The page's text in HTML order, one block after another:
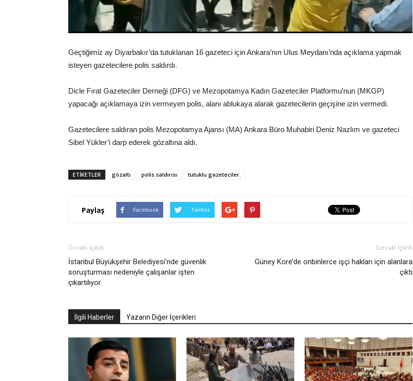
Geçtiğimiz ay Diyarbakır’da tutuklanan 16 gazeteci için Ankara’nın Ulus Meydanı’nda açıklama yapmak
isteyen gazetecilere polis saldırdı.
Dicle Fırat Gazeteciler Derneği (DFG) ve Mezopotamya Kadın Gazeteciler Platformu’nun (MKGP)
yapacağı açıklamaya izin vermeyen polis, alanı ablukaya alarak gazetecilerin geçişine izin vermedi.
Gazetecilere saldıran polis Mezopotamya Ajansı (MA) Ankara Büro Muhabiri Deniz Nazlım ve gazeteci
Sibel Yükler’i darp ederek gözaltına aldı.
ETIKETLER gözaltı polis saldırısı tutuklu gazeteciler.
Paylaş Facebook Twitter
Önceki İçerik
İstanbul Büyükşehir Belediyesi’nde güvenlik
soruşturması nedeniyle çalışanlar işten
çıkartılıyor
Sonraki İçerik
Güney Kore’de onbinlerce işçi hakları için alanlara
çıktı
İlgili Haberler Yazarın Diğer İçerikleri